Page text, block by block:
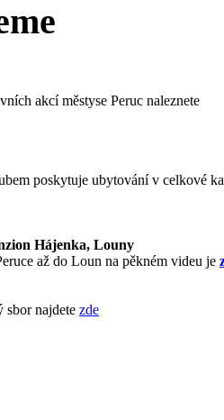
akcí městyse Peruc naleznete
poskytuje ubytování v celkové
Hájenka, Louny
až do Loun na pěkném videu je
sbor najdete zde